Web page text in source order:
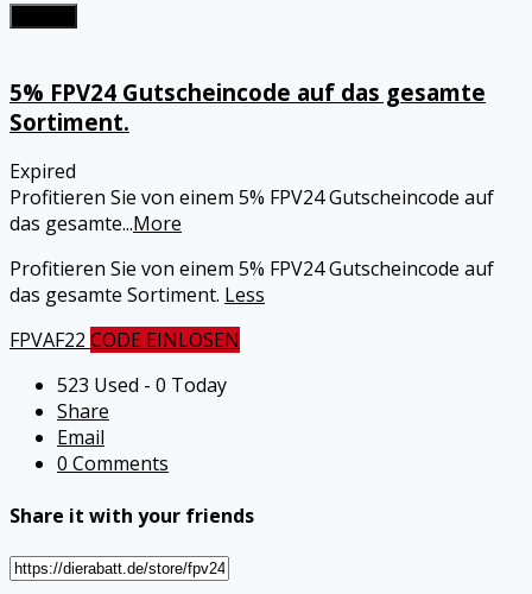
5% FPV24 Gutscheincode auf das gesamte
Sortiment.
Expired
Profitieren Sie von einem 5% FPV24 Gutscheincode auf
das gesamte...More
Profitieren Sie von einem 5% FPV24 Gutscheincode auf
das gesamte Sortiment. Less
FPVAF22 CODE EINLÖSEN
523 Used - 0 Today
Share
Email
0 Comments
Share it with your friends